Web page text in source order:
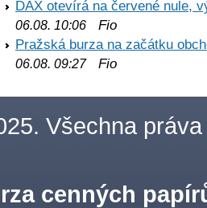
DAX otevírá na červené nule,
06.08. 10:06 Fio
Pražská burza na začátku
06.08. 09:27Fio
Všechna práva
cenných